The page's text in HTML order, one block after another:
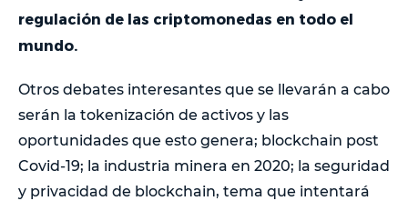
regulación de las criptomonedas en todo el
mundo.
Otros debates interesantes que se llevarán a cabo
serán la tokenización de activos y las
oportunidades que esto genera; blockchain post
Covid-19; la industria minera en 2020; la seguridad
y privacidad de blockchain, tema que intentará